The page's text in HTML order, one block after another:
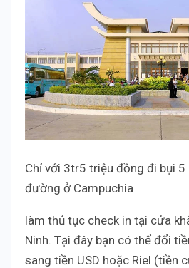
Chỉ với 3tr5 triệu đồng đi bụi
đường ở Campuchia
làm thủ tục check in tại cửa
Ninh. Tại đây bạn có thể đổi
sang tiền USD hoặc Riel (tiền